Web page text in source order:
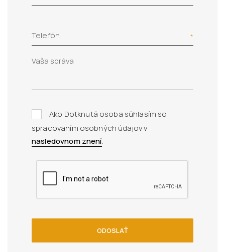
Telefón
Ako Dotknutá osoba súhlasím so
spracovaním osobných údajov v
nasledovnom znení.
ODOSLAŤ